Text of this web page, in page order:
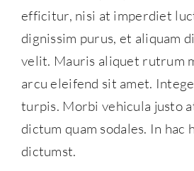
efficitur, nisi at imperdiet
dignissim purus, et aliquam
velit. Mauris aliquet rutrum
arcu eleifend sit amet.
turpis. Morbi vehicula justo
dictum quam sodales. In hac
dictumst.